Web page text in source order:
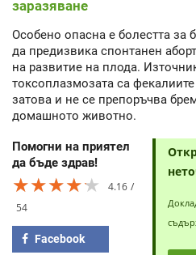
заразяване
Особено опасна е болестта
да предизвика спонтанен
на развитие на плода.
токсоплазмозата са
затова и не се препоръчва
домашното животно.
Помогни на приятел
да бъде здрав!
★★★★★
★★★★★
★★★★★
4.16
54
Facebook